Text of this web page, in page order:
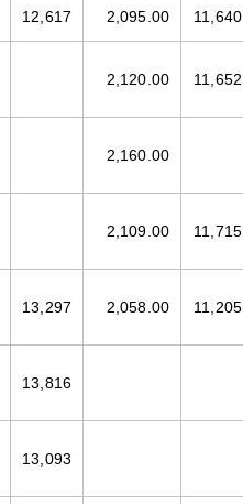
12,617 2,095.00 11,640
2,120.00 11,652
2,160.00
2,109.00 11,715
13,297 2,058.00 11,205
13,816
13,093